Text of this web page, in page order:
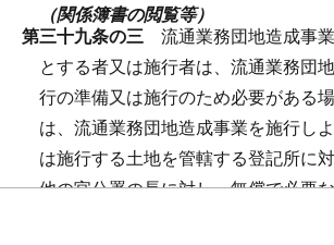
（関係簿書の閲覧等）
第三十九条の三 流通業務団地造成事
とする者又は施行者は、流通業務団
行の準備又は施行のため必要がある
は、流通業務団地造成事業を施行し
は施行する土地を管轄する登記所に
他の官公署の長に対し、無償で必要
しくは謄写又はその謄本若しくは抄